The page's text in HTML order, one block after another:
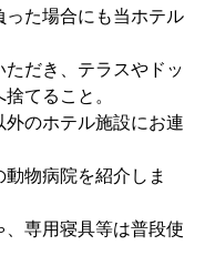
た場合にも当ホテル
だき、テラスやドッ
てること。
のホテル施設にお連
物病院を紹介しま
、専用寝具等は普段使